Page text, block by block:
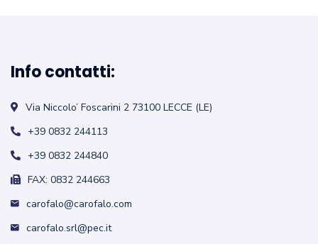
Info contatti:
Via Niccolo’ Foscarini 2 73100 LECCE (LE)
+39 0832 244113
+39 0832 244840
FAX: 0832 244663
carofalo@carofalo.com
carofalo.srl@pec.it